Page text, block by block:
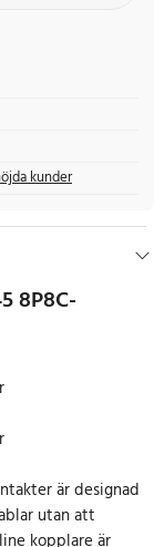
kunder
8P8C-
är designad
utan att
kopplare är